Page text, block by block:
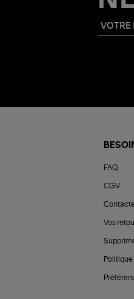
FAQ
CGV
Vos